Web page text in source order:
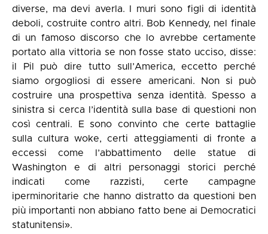
diverse, ma devi averla. I muri sono figli di identità
deboli, costruite contro altri. Bob Kennedy, nel finale
di un famoso discorso che lo avrebbe certamente
portato alla vittoria se non fosse stato ucciso, disse:
il Pil può dire tutto sull’America, eccetto perché
siamo orgogliosi di essere americani. Non si può
costruire una prospettiva senza identità. Spesso a
sinistra si cerca l’identità sulla base di questioni non
così centrali. E sono convinto che certe battaglie
sulla cultura woke, certi atteggiamenti di fronte a
eccessi come l’abbattimento delle statue di
Washington e di altri personaggi storici perché
indicati come razzisti, certe campagne
iperminoritarie che hanno distratto da questioni ben
più importanti non abbiano fatto bene ai Democratici
statunitensi».